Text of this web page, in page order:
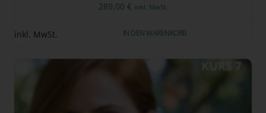
289,00 € inkl. MwSt.
inkl. MwSt. IN DEN WARENKORB